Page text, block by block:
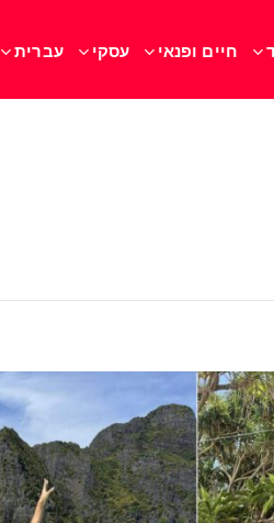
חיים ופנאי עסקי עברית